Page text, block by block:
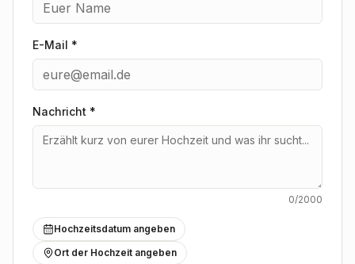
E-Mail *
Nachricht *
0/2000
Hochzeitsdatum angeben
Ort der Hochzeit angeben